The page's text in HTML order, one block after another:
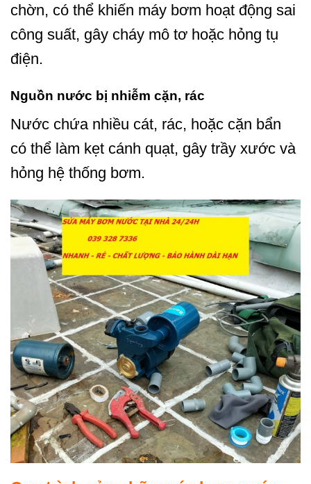
chờn, có thể khiến máy bơm hoạt động sai
công suất, gây cháy mô tơ hoặc hỏng tụ
điện.
Nguồn nước bị nhiễm cặn, rác
Nước chứa nhiều cát, rác, hoặc cặn bẩn
có thể làm kẹt cánh quạt, gây trầy xước và
hỏng hệ thống bơm.